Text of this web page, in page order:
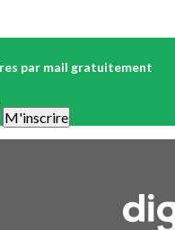
par mail gratuitement